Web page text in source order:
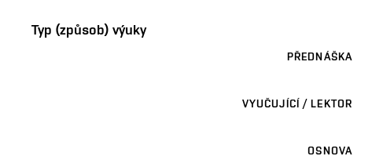
Typ (způsob) výuky
PŘEDNÁŠKA
VYUČUJÍCÍ / LEKTOR
OSNOVA